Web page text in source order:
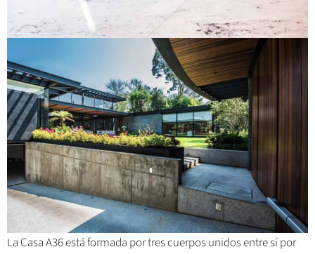
La Casa A36 está formada por tres cuerpos unidos entre sí por